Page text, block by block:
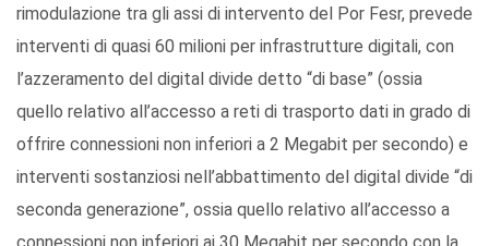
rimodulazione tra gli assi di intervento del Por Fesr, prevede
interventi di quasi 60 milioni per infrastrutture digitali, con
l’azzeramento del digital divide detto “di base” (ossia
quello relativo all’accesso a reti di trasporto dati in grado di
offrire connessioni non inferiori a 2 Megabit per secondo) e
interventi sostanziosi nell’abbattimento del digital divide “di
seconda generazione”, ossia quello relativo all’accesso a